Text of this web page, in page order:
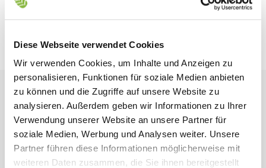
Diese Webseite verwendet Cookies
Wir verwenden Cookies, um Inhalte und Anzeigen zu
personalisieren, Funktionen für soziale Medien anbieten
zu können und die Zugriffe auf unsere Website zu
analysieren. Außerdem geben wir Informationen zu Ihrer
Verwendung unserer Website an unsere Partner für
soziale Medien, Werbung und Analysen weiter. Unsere
Partner führen diese Informationen möglicherweise mit
weiteren Daten zusammen, die Sie ihnen bereitgestellt
Ausstattung
Armbewegung von 270°
Mähen Sie auf beiden Seiten des Traktors